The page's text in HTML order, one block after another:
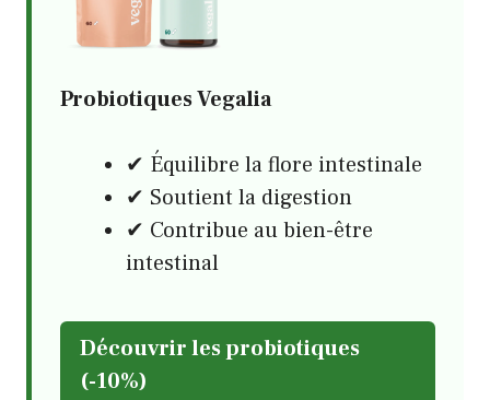
Probiotiques Vegalia
✔ Équilibre la flore intestinale
✔ Soutient la digestion
✔ Contribue au bien-être
intestinal
Découvrir les probiotiques
(-10%)